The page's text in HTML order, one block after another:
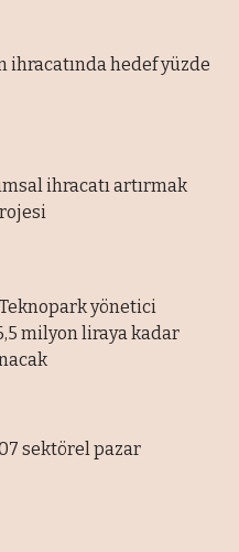
ihracatında hedef yüzde
ihracatı artırmak
Teknopark yönetici
milyon liraya kadar
sektörel pazar